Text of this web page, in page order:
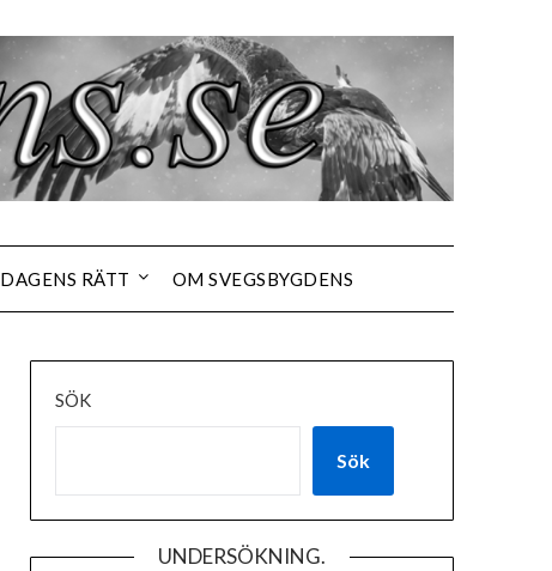
DAGENS RÄTT OM SVEGSBYGDENS
SÖK
Sök
UNDERSÖKNING.